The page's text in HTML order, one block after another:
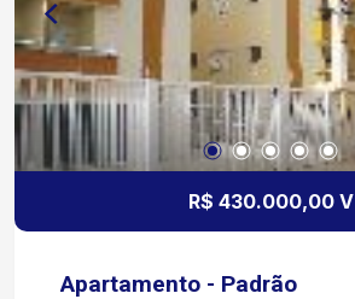
R$ 430.000,00 V
Apartamento - Padrão